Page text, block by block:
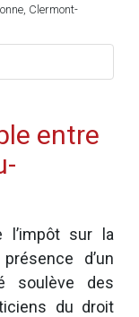
Clermont-
entre
l’impôt sur la
d’un
soulève des
du droit